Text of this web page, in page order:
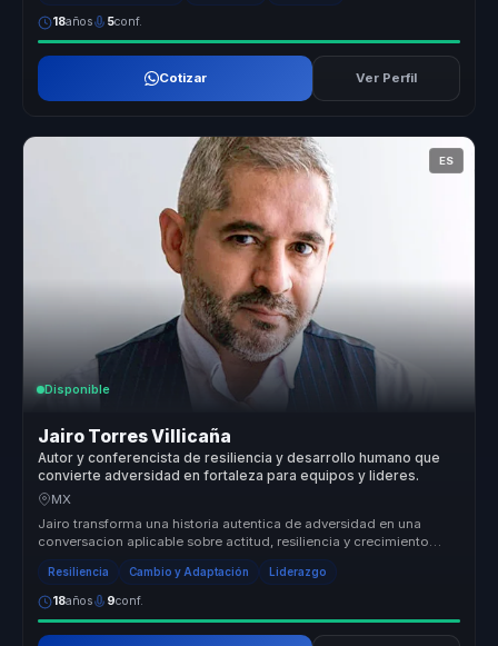
18años 5conf.
Cotizar Ver Perfil
ES
Disponible
Jairo Torres Villicaña
Autor y conferencista de resiliencia y desarrollo humano que
convierte adversidad en fortaleza para equipos y lideres.
MX
Jairo transforma una historia autentica de adversidad en una
conversacion aplicable sobre actitud, resiliencia y crecimiento
humano, para...
Resiliencia Cambio y Adaptación Liderazgo
18años 9conf.